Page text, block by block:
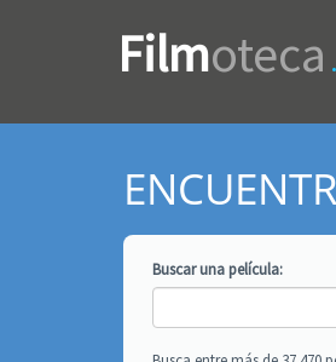
Filmoteca
Buscar unapelícula: